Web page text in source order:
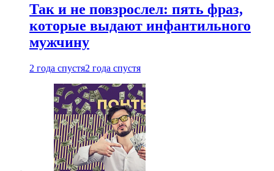
Так и не повзрослел: пять фраз,
которые выдают инфантильного
мужчину
2 года спустя2 года спустя